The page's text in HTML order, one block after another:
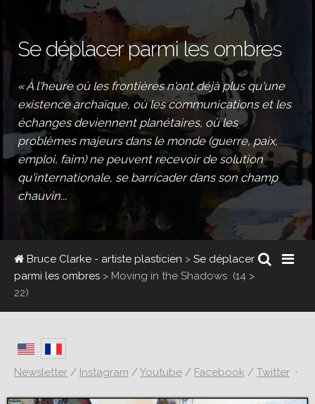
Se déplacer parmi les ombres
« À l'heure où les frontières n'ont déjà plus qu'une
existence archaïque, où les communications et les
échanges deviennent planétaires, où les
problèmes majeurs dans le monde (guerre, paix,
emploi, faim) ne peuvent recevoir de solution
qu'internationale, se barricader dans son champ
chauvin...
Bruce Clarke - artiste plasticien > Se déplacer
parmi les ombres > Moving in the Shadows (14 >
22)
Newsletter / Instagram /Youtube / Facebook / Twitter ·